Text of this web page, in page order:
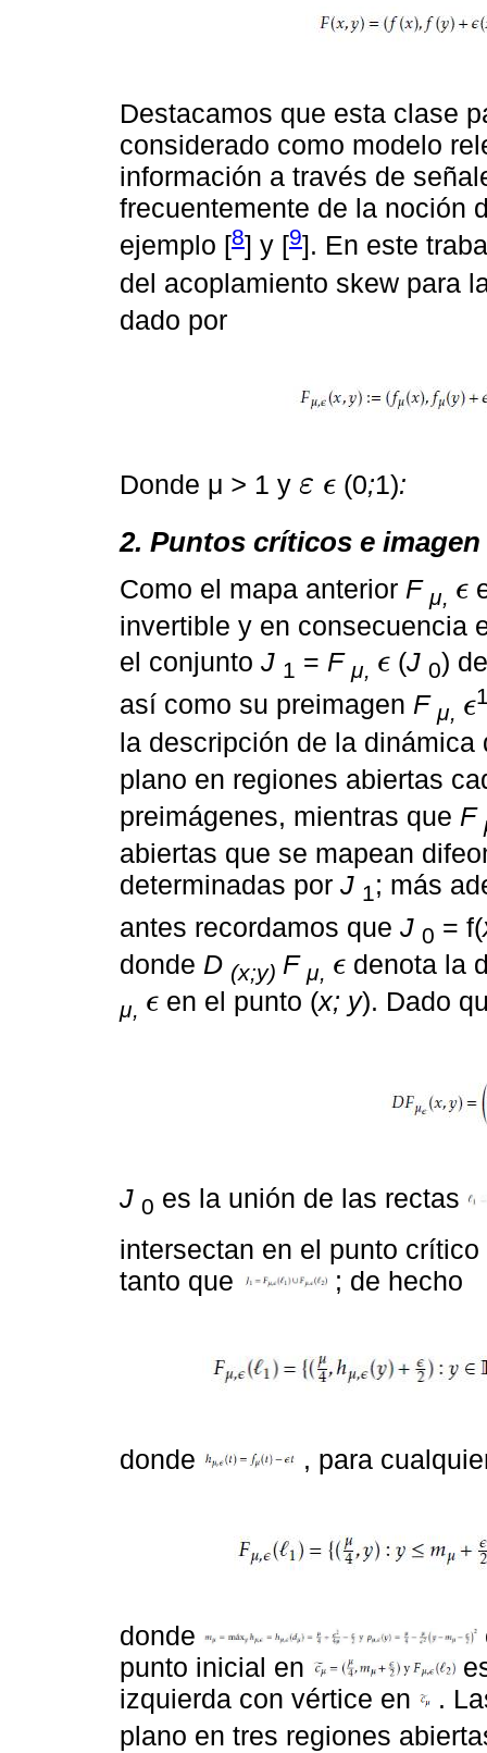
Destacamos que esta clase
considerado como modelo
información a través de
frecuentemente de la noción
ejemplo [8] y [9]. En este
del acoplamiento skew para
dado por
Donde μ > 1 y ε ϵ
ε ϵ (0;1):
2. Puntos críticos e
Como el mapa anterior F μ, ϵ
ϵ
invertible y en consecuencia
el conjunto J 1 = F μ, ϵ
ϵ (J 0)
así como su preimagen F μ, ϵ
ϵ
la descripción de la
plano en regiones abiertas
preimágenes, mientras que F
abiertas que se mapean
determinadas por J 1; más
antes recordamos que J 0 = f(
donde D (x;y) F μ, ϵ
ϵ denota la
μ, ϵ
ϵ en el punto (x; y). Dado
J 0 es la unión de las rectas
intersectan en el punto crítico
tanto que
; de hecho
donde , para
donde
punto inicial en
izquierda con vértice en
.
plano en tres regiones